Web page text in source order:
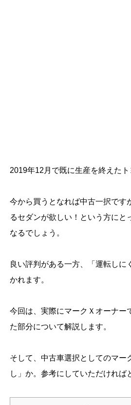
2019年12月で既に生産を終えたト
今から買うとなれば中古一択です
るセダンが欲しい！という方にと
なるでしょう。
良い評判がある一方、「運転しに
かれます。
今回は、実際にマークＸオーナー
た部分について解説します。
そして、中古車選択としてのマー
し」か。参考にしていただければ